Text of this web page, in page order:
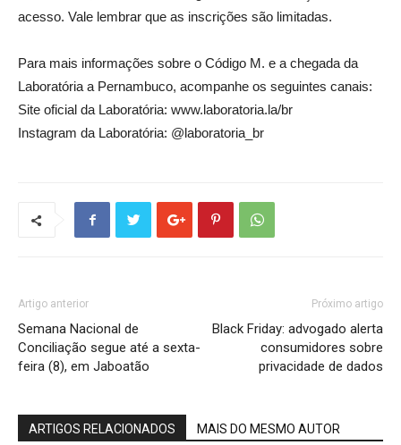
acesso. Vale lembrar que as inscrições são limitadas.
Para mais informações sobre o Código M. e a chegada da
Laboratória a Pernambuco, acompanhe os seguintes canais:
Site oficial da Laboratória: www.laboratoria.la/br
Instagram da Laboratória: @laboratoria_br
Artigo anterior
Semana Nacional de
Conciliação segue até a sexta-
feira (8), em Jaboatão
Próximo artigo
Black Friday: advogado alerta
consumidores sobre
privacidade de dados
ARTIGOS RELACIONADOS MAIS DO MESMO AUTOR